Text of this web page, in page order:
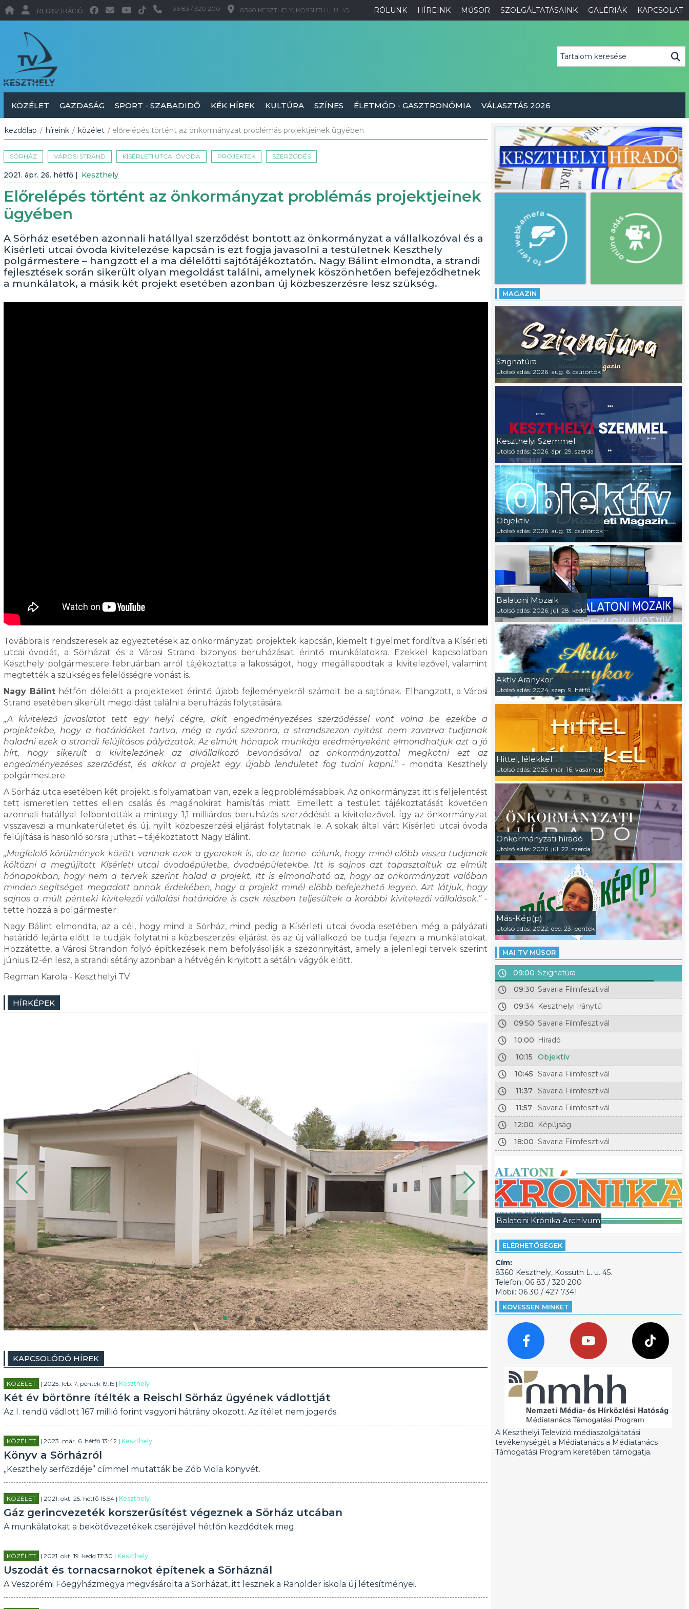
RÓLUNK HÍREINK MŰSOR SZOLGÁLTATÁSAINK GALÉRIÁK KAPCSOLAT
REGISZTRÁCIÓ +36 83 / 320 200 8360 KESZTHELY, KOSSUTH L. U. 45.
KÖZÉLET GAZDASÁG SPORT - SZABADIDŐ KÉK HÍREK KULTÚRA SZÍNES ÉLETMÓD - GASZTRONÓMIA VÁLASZTÁS 2026
kezdőlap / híreink / közélet / előrelépés történt az önkormányzat problémás projektjeinek ügyében
SÖRHÁZ VÁROSI STRAND KÍSÉRLETI UTCAI ÓVODA PROJEKTEK SZERZŐDÉS
2021. ápr. 26. hétfő | Keszthely
Előrelépés történt az önkormányzat problémás projektjeinek
ügyében
A Sörház esetében azonnali hatállyal szerződést bontott az önkormányzat a vállalkozóval és a
Kísérleti utcai óvoda kivitelezése kapcsán is ezt fogja javasolni a testületnek Keszthely
polgármestere – hangzott el a ma délelőtti sajtótájékoztatón. Nagy Bálint elmondta, a strandi
fejlesztések során sikerült olyan megoldást találni, amelynek köszönhetően befejeződhetnek
a munkálatok, a másik két projekt esetében azonban új közbeszerzésre lesz szükség.
Továbbra is rendszeresek az egyeztetések az önkormányzati projektek kapcsán, kiemelt figyelmet fordítva a Kísérleti
utcai óvodát, a Sörházat és a Városi Strand bizonyos beruházásait érintő munkálatokra. Ezekkel kapcsolatban
Keszthely polgármestere februárban arról tájékoztatta a lakosságot, hogy megállapodtak a kivitelezővel, valamint
megtették a szükséges felelősségre vonást is.
Nagy Bálint hétfőn délelőtt a projekteket érintő újabb fejleményekről számolt be a sajtónak. Elhangzott, a Városi
Strand esetében sikerült megoldást találni a beruházás folytatására.
„A kivitelező javaslatot tett egy helyi cégre, akit engedményezéses szerződéssel vont volna be ezekbe a
projektekbe, hogy a határidőket tartva, még a nyári szezonra, a strandszezon nyitást nem zavarva tudjanak
haladni ezek a strandi felújításos pályázatok. Az elmúlt hónapok munkája eredményeként elmondhatjuk azt a jó
hírt, hogy sikerült a kivitelezőnek az alvállalkozó bevonásával az önkormányzattal megkötni ezt az
engedményezéses szerződést, és akkor a projekt egy újabb lendületet fog tudni kapni.”- mondta Keszthely
polgármestere.
A Sörház utca esetében két projekt is folyamatban van, ezek a legproblémásabbak. Az önkormányzat itt is feljelentést
tett ismeretlen tettes ellen csalás és magánokirat hamisítás miatt. Emellett a testület tájékoztatását követően
azonnali hatállyal felbontották a mintegy 1,1 milliárdos beruházás szerződését a kivitelezővel. Így az önkormányzat
visszaveszi a munkaterületet és új, nyílt közbeszerzési eljárást folytatnak le. A sokak által várt Kísérleti utcai óvoda
felújítása is hasonló sorsra juthat – tájékoztatott Nagy Bálint.
„Megfelelő körülmények között vannak ezek a gyerekek is, de az lenne célunk, hogy minél előbb vissza tudjanak
költözni a megújított Kísérleti utcai óvodaépületbe, óvodaépületekbe. Itt is sajnos azt tapasztaltuk az elmúlt
hónapokban, hogy nem a tervek szerint halad a projekt. Itt is elmondható az, hogy az önkormányzat valóban
minden segítséget megadott annak érdekében, hogy a projekt minél előbb befejezhető legyen. Azt látjuk, hogy
sajnos a múlt pénteki kivitelezői vállalási határidőre is csak részben teljesültek a korábbi kivitelezői vállalások.”-
tette hozzá a polgármester.
Nagy Bálint elmondta, az a cél, hogy mind a Sörház, mind pedig a Kísérleti utcai óvoda esetében még a pályázati
határidő lejárta előtt le tudják folytatni a közbeszerzési eljárást és az új vállalkozó be tudja fejezni a munkálatokat.
Hozzátette, a Városi Strandon folyó építkezések nem befolyásolják a szezonnyitást, amely a jelenlegi tervek szerint
június 12-én lesz, a strandi sétány azonban a hétvégén kinyitott a sétálni vágyók előtt.
Regman Karola - Keszthelyi TV
HÍRKÉPEK
KAPCSOLÓDÓ HÍREK
KÖZÉLET | 2025. feb. 7. péntek 19:15 | Keszthely
Két év börtönre ítélték a Reischl Sörház ügyének vádlottját
Az I. rendű vádlott 167 millió forint vagyoni hátrány okozott. Az ítélet nem jogerős.
KÖZÉLET | 2023. már. 6. hétfő 13:42 | Keszthely
Könyv a Sörházról
„Keszthely serfőzdéje” címmel mutatták be Zób Viola könyvét.
KÖZÉLET | 2021. okt. 25. hétfő 15:54 | Keszthely
Gáz gerincvezeték korszerűsítést végeznek a Sörház utcában
A munkálatokat a bekötővezetékek cseréjével hétfőn kezdődtek meg.
KÖZÉLET | 2021. okt. 19. kedd 17:30 | Keszthely
Uszodát és tornacsarnokot építenek a Sörháznál
A Veszprémi Főegyházmegya megvásárolta a Sörházat, itt lesznek a Ranolder iskola új létesítményei.
MAGAZIN
Szignatúra
Utolsó adás: 2026. aug. 6. csütörtök
Keszthelyi Szemmel
Utolsó adás: 2026. ápr. 29. szerda
Objektív
Utolsó adás: 2026. aug. 13. csütörtök
Balatoni Mozaik
Utolsó adás: 2026. júl. 28. kedd
Aktív Aranykor
Utolsó adás: 2024. szep. 9. hétfő
Hittel, lélekkel
Utolsó adás: 2025. már. 16. vasárnap
Önkormányzati híradó
Utolsó adás: 2026. júl. 22. szerda
Más-Kép(p)
Utolsó adás: 2022. dec. 23. péntek
MAI TV MŰSOR
09:00 Szignatúra
09:30 Savaria Filmfesztivál
09:34 Keszthelyi Iránytű
09:50 Savaria Filmfesztivál
10:00 Híradó
10:15
Objektív
10:45 Savaria Filmfesztivál
11:37
Savaria Filmfesztivál
11:57
Savaria Filmfesztivál
12:00
Képújság
18:00 Savaria Filmfesztivál
Balatoni Krónika Archívum
ELÉRHETŐSÉGEK
Cím:
8360 Keszthely, Kossuth L. u. 45.
Telefon: 06 83 / 320 200
Mobil: 06 30 / 427 7341
KÖVESSEN MINKET
A Keszthelyi Televízió médiaszolgáltatási
tevékenységét a Médiatanács a Médiatanács
Támogatási Program keretében támogatja.